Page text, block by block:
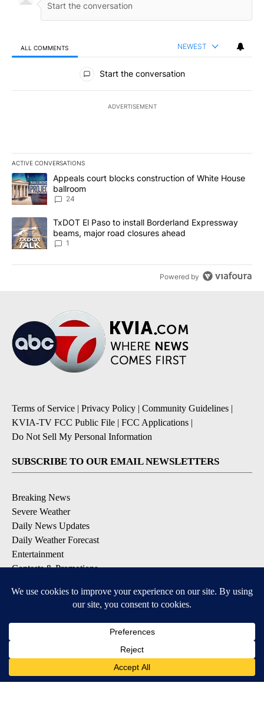
ALL COMMENTS NEWEST
All Comments
Start the conversation
ADVERTISEMENT
ACTIVE CONVERSATIONS
The following is a list of the most commented articles in the last
A trending article titled "Appeals court blocks construction of
Appeals court blocks construction of White House
ballroom
24
A trending article titled "TxDOT El Paso to install Borderland
TxDOT El Paso to install Borderland Expressway
beams, major road closures ahead
1
Powered by
Terms of Service | Privacy Policy | Community Guidelines |
KVIA-TV FCC Public File | FCC Applications |
Do Not Sell My Personal Information
SUBSCRIBE TO OUR EMAIL NEWSLETTERS
Breaking News
Severe Weather
Daily News Updates
Daily Weather Forecast
Entertainment
Contests & Promotions
DOWNLOAD OUR APPS
Available for iOS and Android